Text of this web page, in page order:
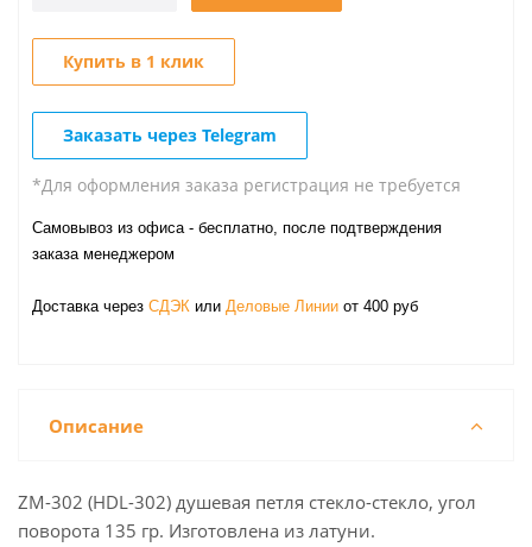
Купить в 1 клик
Заказать через Telegram
*Для оформления заказа регистрация не требуется
Самовывоз из офиса - бесплатно, после подтверждения
заказа менеджером
Доставка через СДЭК или Деловые Линии от 400 руб
Описание
ZM-302 (HDL-302) душевая петля стекло-стекло, угол
поворота 135 гр. Изготовлена из латуни.